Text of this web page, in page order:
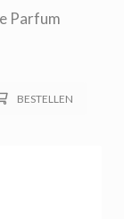
Parfum
BESTELLEN